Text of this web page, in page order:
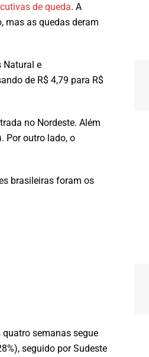
de queda. A
mas as quedas deram
Natural e
de R$ 4,79 para R$
no Nordeste. Além
Por outro lado, o
brasileiras foram os
semanas segue
seguido por Sudeste